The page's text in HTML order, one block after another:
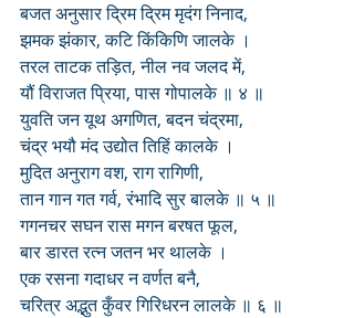
बजत अनुसार द्रिम द्रिम मृदंग निनाद,
झमक झंकार, कटि किंकिणि जालके ।
तरल ताटक तड़ित, नील नव जलद में,
यौं विराजत प्रिया, पास गोपालके ॥ ४ ॥
युवति जन यूथ अगणित, बदन चंद्रमा,
चंद्र भयौ मंद उद्योत तिहिं कालके ।
मुदित अनुराग वश, राग रागिणी,
तान गान गत गर्व, रंभादि सुर बालके ॥ ५ ॥
गगनचर सघन रास मगन बरषत फूल,
बार डारत रत्न जतन भर थालके ।
एक रसना गदाधर न वर्णत बनै,
चरित्र अद्भुत कुँवर गिरिधरन लालके ॥ ६ ॥